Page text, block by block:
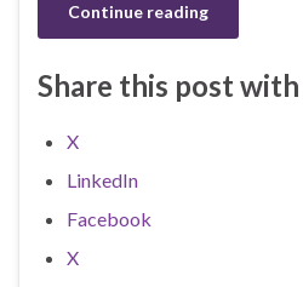
Continue reading
Share this post
X
LinkedIn
Facebook
X